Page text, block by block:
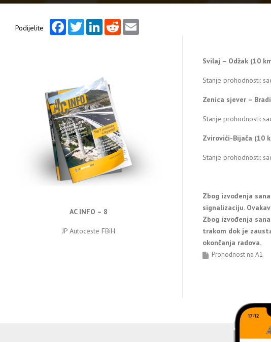
Podijelite
FacebookTwitterLinkedInReddit
Svilaj – Odžak (10
Stanje prohodnosti:
Zenica sjever –
Stanje prohodnosti:
Zvirovići-Bijača (10
Stanje prohodnosti:
Zbog izvođenja
signalizaciju.
Zbog izvođenja
trakom dok je
okončanja radova.
Prohodnost na A1
AC INFO – 8
JP Autoceste FBiH